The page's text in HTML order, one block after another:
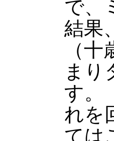
で、
結果
（
まり
す。
れを
ては